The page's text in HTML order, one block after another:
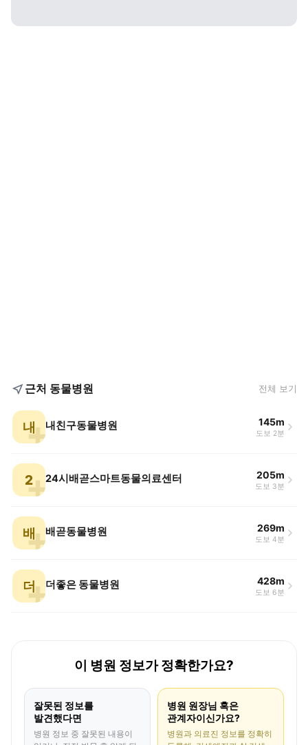
근처 동물병원 전체 보기
내 내친구동물병원 145m
도보 2분
2 24시배곧스마트동물의료센터 205m
도보 3분
배 배곧동물병원 269m
도보 4분
더 더좋은 동물병원 428m
도보 6분
이 병원 정보가 정확한가요?
잘못된 정보를
발견했다면
병원 정보 중 잘못된 내용이
병원 원장님 혹은
관계자이신가요?
병원과 의료진 정보를 정확히